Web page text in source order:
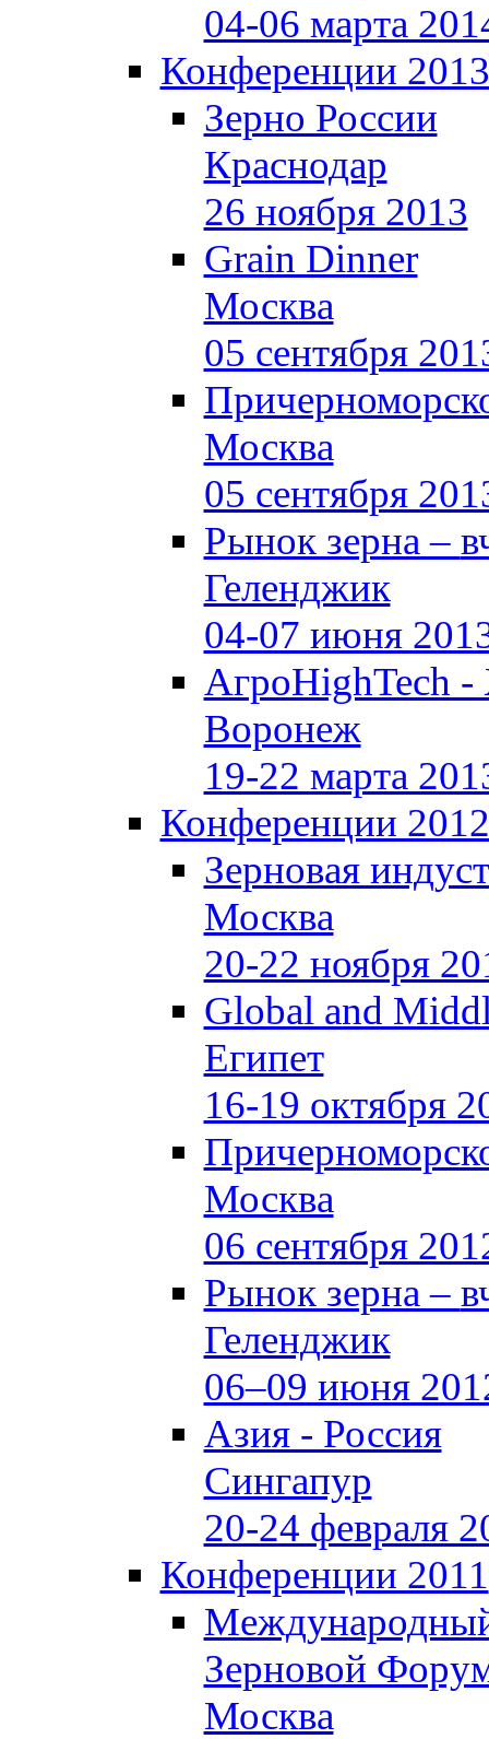
04-06 марта
Конференции 2013
Зерно России
Краснодар
26 ноября 2013
Grain Dinner
Москва
05 сентября
Москва
05 сентября
Рынок зерна –
Геленджик
04-07 июня
АгроHighTech
Воронеж
19-22 марта
Конференции 2012
Зерновая
Москва
20-22 ноября
Global and
Египет
16-19 октября
Москва
06 сентября
Рынок зерна –
Геленджик
06–09 июня
Азия - Россия
Сингапур
20-24 февраля
Конференции 2011
Зерновой
Москва